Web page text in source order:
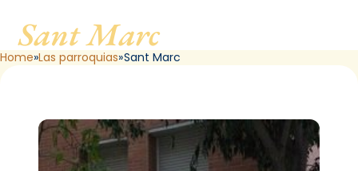
Sant Marc
Home Las parroquias Sant Marc